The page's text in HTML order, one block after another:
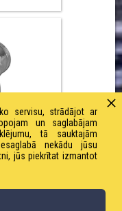
servisu, strādājot ar
un saglabājam
tā sauktajām
nekādu jūsu
jūs piekrītat izmantot